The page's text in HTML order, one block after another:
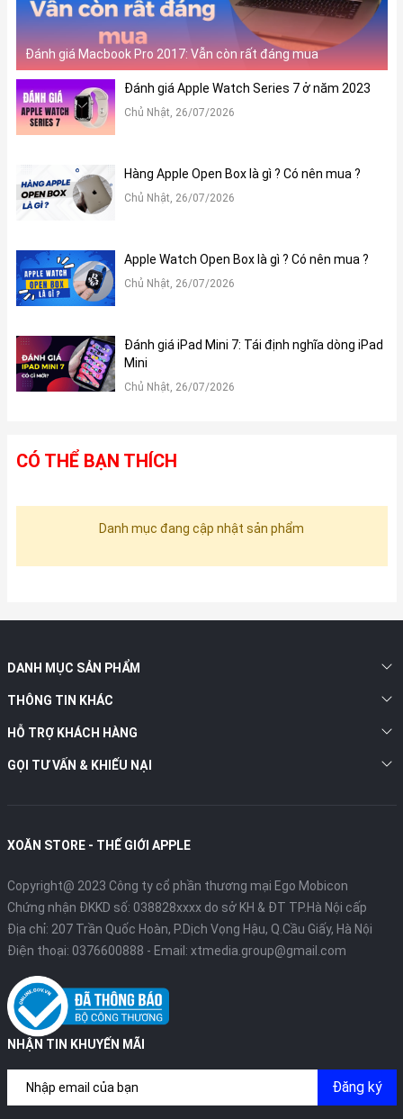
Đánh giá Macbook Pro 2017: Vẫn còn rất đáng mua
Đánh giá Apple Watch Series 7 ở năm 2023
Chủ Nhật, 26/07/2026
Hàng Apple Open Box là gì ? Có nên mua ?
Chủ Nhật, 26/07/2026
Apple Watch Open Box là gì ? Có nên mua ?
Chủ Nhật, 26/07/2026
Đánh giá iPad Mini 7: Tái định nghĩa dòng iPad
Mini
Chủ Nhật, 26/07/2026
CÓ THỂ BẠN THÍCH
Danh mục đang cập nhật sản phẩm
DANH MỤC SẢN PHẨM
THÔNG TIN KHÁC
HỖ TRỢ KHÁCH HÀNG
GỌI TƯ VẤN & KHIẾU NẠI
XOĂN STORE - THẾ GIỚI APPLE
Copyright@ 2023 Công ty cổ phần thương mại Ego Mobicon
Chứng nhận ĐKKD số: 038828xxxx do sở KH & ĐT TP.Hà Nội cấp
Địa chỉ: 207 Trần Quốc Hoàn, P.Dịch Vọng Hậu, Q.Cầu Giấy, Hà Nội
Điện thoại: 0376600888 - Email: xtmedia.group@gmail.com
NHẬN TIN KHUYẾN MÃI
Đăng ký